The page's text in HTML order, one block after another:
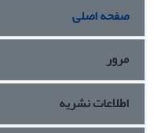
صفحه اصلی
مرور
اطلاعات نشریه